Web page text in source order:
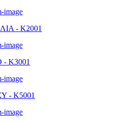
- K2001
K3001
- K5001